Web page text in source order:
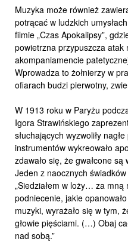
Muzyka może również
potrącać w ludzkich
filmie „Czas Apokalipsy”,
powietrzna przypuszcza atak
akompaniamencie
Wprowadza to żołnierzy w
ofiarach budzi pierwotny,
W 1913 roku w Paryżu
Igora Strawińskiego
słuchających wyzwoliły
instrumentów wykreowało
zdawało się, że gwałcone
Jeden z naocznych
„Siedziałem w loży… za mną
podniecenie, jakie
muzyki, wyrażało się w tym,
głowie pięściami. (…) Obaj
nad sobą.”